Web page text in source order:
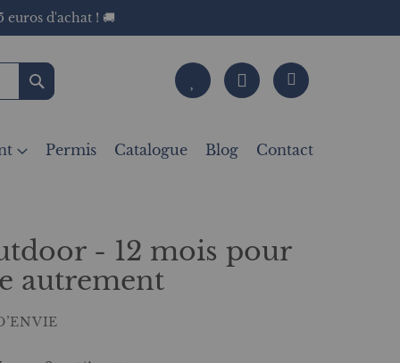
d'achat ! 🚚
Rechercher
Permis Catalogue Blog Contact
- 12 mois pour
autrement